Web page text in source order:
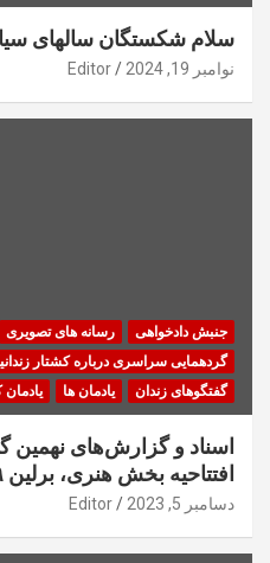
سلام شکستگان سالهای
نوامبر 19, 2024 Editor
جنبش دادخواهی رسانه های تصویری
گردهمایی سراسری درباره کشتار
گفتگوهای زندان
یادمان ها
اسناد و گزارش‌های
افتتاحیه بخش هنری، برلین ۲۹ سپتامبر ۲۰۲۳
دسامبر 5, 2023 Editor